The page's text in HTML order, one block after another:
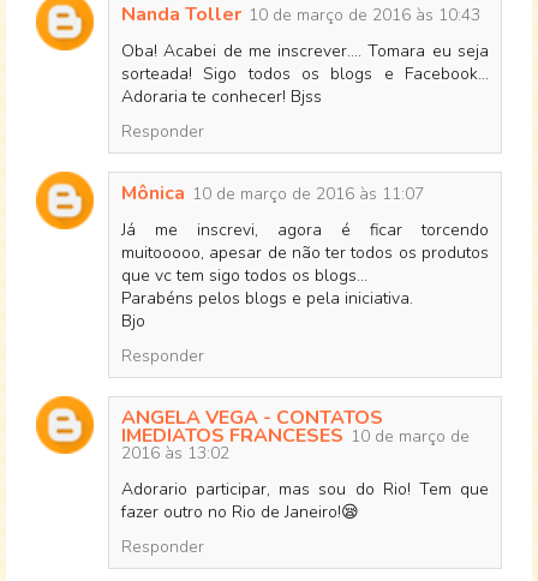
Nanda Toller 10 de março de 2016 às 10:43
Oba! Acabei de me inscrever.... Tomara eu seja
sorteada! Sigo todos os blogs e Facebook...
Adoraria te conhecer! Bjss
Responder
Mônica 10 de março de 2016 às 11:07
Já me inscrevi, agora é ficar torcendo
muitooooo, apesar de não ter todos os produtos
que vc tem sigo todos os blogs...
Parabéns pelos blogs e pela iniciativa.
Bjo
Responder
ANGELA VEGA - CONTATOS
IMEDIATOS FRANCESES 10 de março de
2016 às 13:02
Adorario participar, mas sou do Rio! Tem que
fazer outro no Rio de Janeiro!😪
Responder